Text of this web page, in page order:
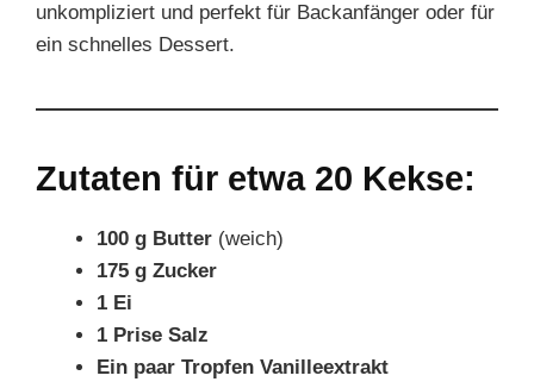
unkompliziert und perfekt für Backanfänger oder für
ein schnelles Dessert.
Zutaten für etwa 20 Kekse:
100 g Butter (weich)
175 g Zucker
1 Ei
1 Prise Salz
Ein paar Tropfen Vanilleextrakt